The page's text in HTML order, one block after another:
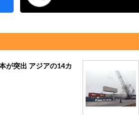
が突出 アジアの14カ